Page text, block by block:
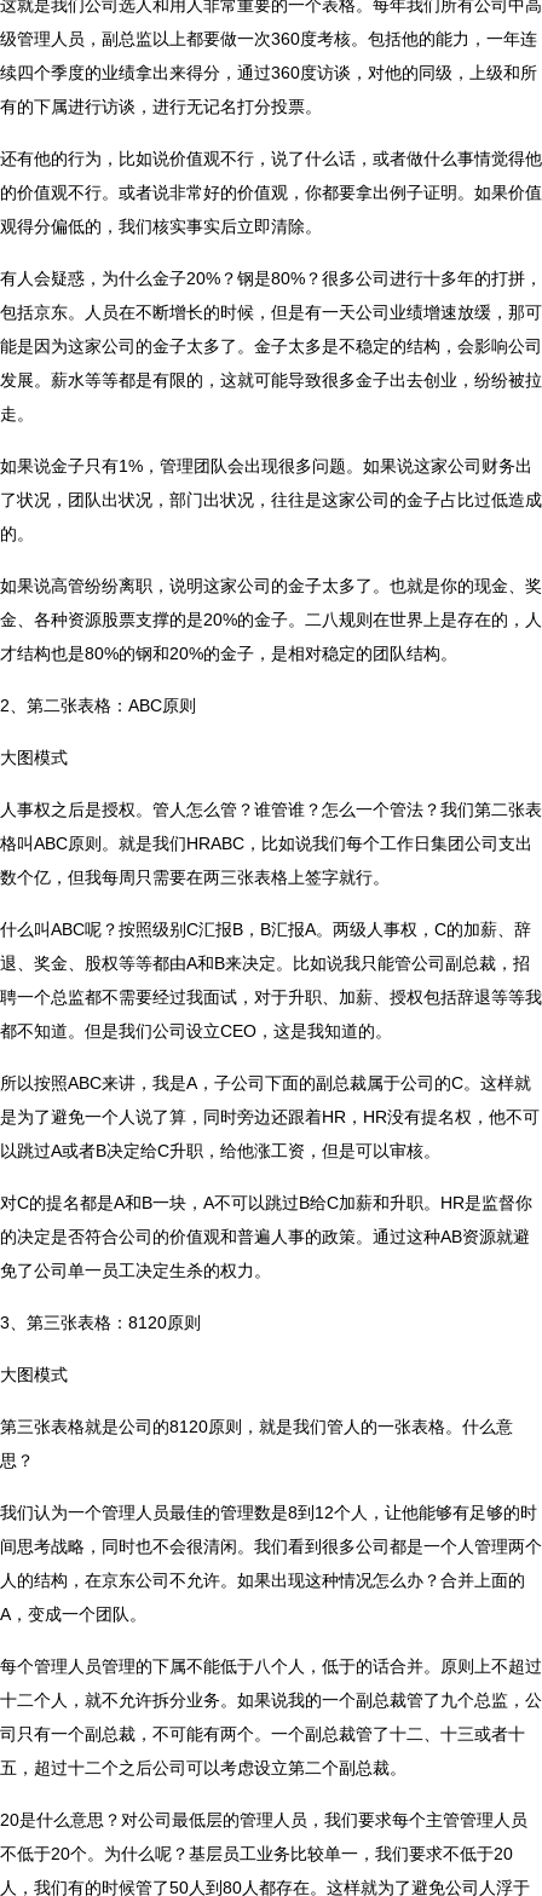
这就是我们公司选人和用人非常重要的一个表格。每年我们所有公司中高
级管理人员，副总监以上都要做一次360度考核。包括他的能力，一年连
续四个季度的业绩拿出来得分，通过360度访谈，对他的同级，上级和所
有的下属进行访谈，进行无记名打分投票。
还有他的行为，比如说价值观不行，说了什么话，或者做什么事情觉得他
的价值观不行。或者说非常好的价值观，你都要拿出例子证明。如果价值
观得分偏低的，我们核实事实后立即清除。
有人会疑惑，为什么金子20%？钢是80%？很多公司进行十多年的打拼，
包括京东。人员在不断增长的时候，但是有一天公司业绩增速放缓，那可
能是因为这家公司的金子太多了。金子太多是不稳定的结构，会影响公司
发展。薪水等等都是有限的，这就可能导致很多金子出去创业，纷纷被拉
走。
如果说金子只有1%，管理团队会出现很多问题。如果说这家公司财务出
了状况，团队出状况，部门出状况，往往是这家公司的金子占比过低造成
的。
如果说高管纷纷离职，说明这家公司的金子太多了。也就是你的现金、奖
金、各种资源股票支撑的是20%的金子。二八规则在世界上是存在的，人
才结构也是80%的钢和20%的金子，是相对稳定的团队结构。
2、第二张表格：ABC原则
大图模式
人事权之后是授权。管人怎么管？谁管谁？怎么一个管法？我们第二张表
格叫ABC原则。就是我们HRABC，比如说我们每个工作日集团公司支出
数个亿，但我每周只需要在两三张表格上签字就行。
什么叫ABC呢？按照级别C汇报B，B汇报A。两级人事权，C的加薪、辞
退、奖金、股权等等都由A和B来决定。比如说我只能管公司副总裁，招
聘一个总监都不需要经过我面试，对于升职、加薪、授权包括辞退等等我
都不知道。但是我们公司设立CEO，这是我知道的。
所以按照ABC来讲，我是A，子公司下面的副总裁属于公司的C。这样就
是为了避免一个人说了算，同时旁边还跟着HR，HR没有提名权，他不可
以跳过A或者B决定给C升职，给他涨工资，但是可以审核。
对C的提名都是A和B一块，A不可以跳过B给C加薪和升职。HR是监督你
的决定是否符合公司的价值观和普遍人事的政策。通过这种AB资源就避
免了公司单一员工决定生杀的权力。
3、第三张表格：8120原则
大图模式
第三张表格就是公司的8120原则，就是我们管人的一张表格。什么意
思？
我们认为一个管理人员最佳的管理数是8到12个人，让他能够有足够的时
间思考战略，同时也不会很清闲。我们看到很多公司都是一个人管理两个
人的结构，在京东公司不允许。如果出现这种情况怎么办？合并上面的
A，变成一个团队。
每个管理人员管理的下属不能低于八个人，低于的话合并。原则上不超过
十二个人，就不允许拆分业务。如果说我的一个副总裁管了九个总监，公
司只有一个副总裁，不可能有两个。一个副总裁管了十二、十三或者十
五，超过十二个之后公司可以考虑设立第二个副总裁。
20是什么意思？对公司最低层的管理人员，我们要求每个主管管理人员
不低于20个。为什么呢？基层员工业务比较单一，我们要求不低于20
人，我们有的时候管了50人到80人都存在。这样就为了避免公司人浮于